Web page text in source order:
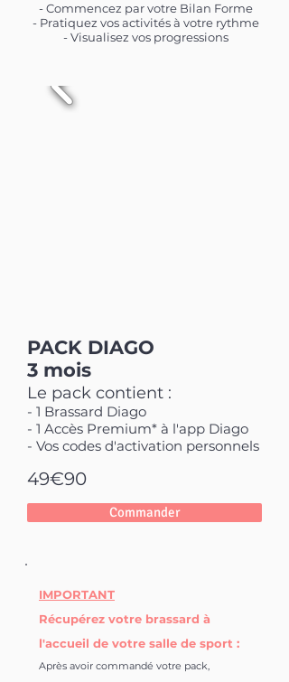
- Commencez par votre Bilan Forme
- Pratiquez vos activités à votre rythme
- Visualisez vos progressions
PACK DIAGO
3 mois
Le pack contient :
- 1 Brassard Diago
- 1 Accès Premium* à l'app Diago
- Vos codes d'activation personnels
49€90
Commander
IMPORTANT
Récupérez votre brassard à
l'accueil de votre salle de sport :
Après avoir commandé votre pack,